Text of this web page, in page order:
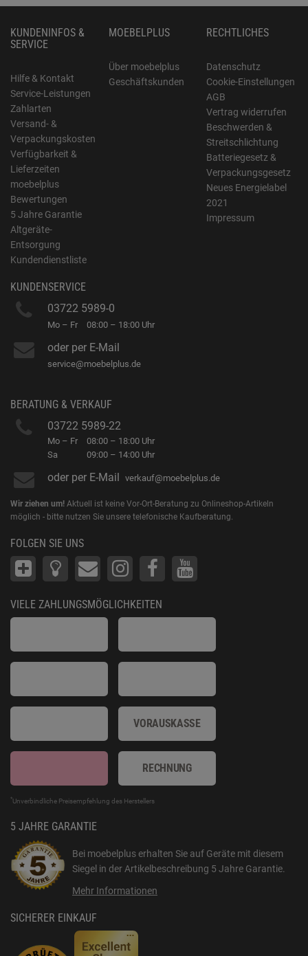
KUNDENINFOS &
SERVICE
Hilfe & Kontakt
Service-Leistungen
Zahlarten
Versand- &
Verpackungskosten
Verfügbarkeit &
Lieferzeiten
moebelplus
Bewertungen
5 Jahre Garantie
Altgeräte-
Entsorgung
Kundendienstliste
MOEBELPLUS
Über moebelplus
Geschäftskunden
RECHTLICHES
Datenschutz
Cookie-Einstellungen
AGB
Vertrag widerrufen
Beschwerden &
Streitschlichtung
Batteriegesetz &
Verpackungsgesetz
Neues Energielabel
2021
Impressum
KUNDENSERVICE
03722 5989-0
Mo – Fr 08:00 – 18:00 Uhr
oder per E-Mail
service@moebelplus.de
BERATUNG & VERKAUF
03722 5989-22
Mo – Fr
Sa
08:00 – 18:00 Uhr
09:00 – 14:00 Uhr
oder per E-Mail verkauf@moebelplus.de
Wir ziehen um! Aktuell ist keine Vor-Ort-Beratung zu Onlineshop-Artikeln
möglich - bitte nutzen Sie unsere telefonische Kaufberatung.
FOLGEN SIE UNS
VIELE ZAHLUNGSMÖGLICHKEITEN
VORAUSKASSE
RECHNUNG
*Unverbindliche Preisempfehlung des Herstellers
5 JAHRE GARANTIE
Bei moebelplus erhalten Sie auf Geräte mit diesem
Siegel in der Artikelbeschreibung 5 Jahre Garantie.
Mehr Informationen
SICHERER EINKAUF